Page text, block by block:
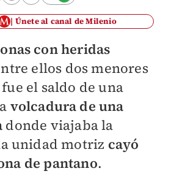
Únete al canal de Milenio
con heridas
ellos dos menores
el saldo de una
volcadura de una
donde viajaba la
unidad motriz cayó
de pantano.